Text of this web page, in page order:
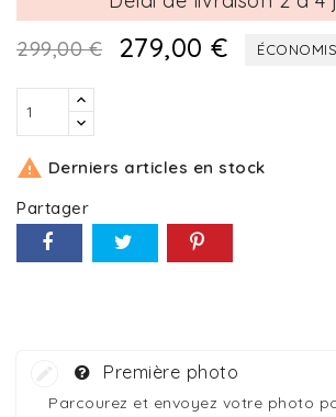
299,00 €
279,00 €
 Derniers articles en stock
Partager
Première photo
Parcourez et envoyez votre photo